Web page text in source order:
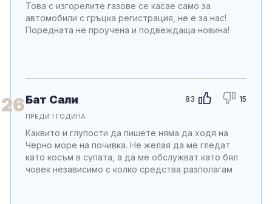
Това с изгорелите газове се касае само за
автомобили с гръцка регистрация, не е за нас!
Поредната не проучена и подвеждаща новина!
26 83 15
Бат Сали
ПРЕДИ 1 ГОДИНА
Каквито и глупости да пишете няма да ходя на
Черно море на почивка. Не желая да ме гледат
като косъм в супата, а да ме обслужват като бял
човек независимо с колко средства разполагам